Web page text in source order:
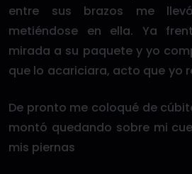
entre sus brazos me
metiéndose en ella. Ya
mirada a su paquete y yo
que lo acariciara, acto que yo
De pronto me coloqué de
montó quedando sobre mi
mis piernas